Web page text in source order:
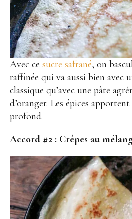
Avec ce sucre safrané, on
raffinée qui va aussi bien avec
classique qu’avec une pâte
d’oranger. Les épices
profond.
Accord #2 : Crêpes au